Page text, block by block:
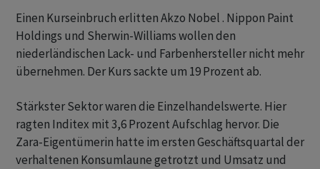
Einen Kurseinbruch erlitten Akzo Nobel . Nippon Paint
Holdings und Sherwin-Williams wollen den
niederländischen Lack- und Farbenhersteller nicht mehr
übernehmen. Der Kurs sackte um 19 Prozent ab.
Stärkster Sektor waren die Einzelhandelswerte. Hier
ragten Inditex mit 3,6 Prozent Aufschlag hervor. Die
Zara-Eigentümerin hatte im ersten Geschäftsquartal der
verhaltenen Konsumlaune getrotzt und Umsatz und